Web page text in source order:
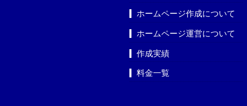
ホームページ作成について
ホームページ運営について
作成実績
料金一覧